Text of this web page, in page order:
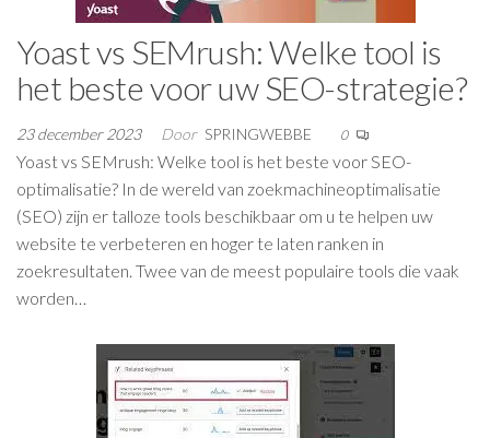
Yoast vs SEMrush: Welke tool is
het beste voor uw SEO-strategie?
23 december 2023 Door SPRINGWEBBE 0
Yoast vs SEMrush: Welke tool is het beste voor SEO-
optimalisatie? In de wereld van zoekmachineoptimalisatie
(SEO) zijn er talloze tools beschikbaar om u te helpen uw
website te verbeteren en hoger te laten ranken in
zoekresultaten. Twee van de meest populaire tools die vaak
worden…